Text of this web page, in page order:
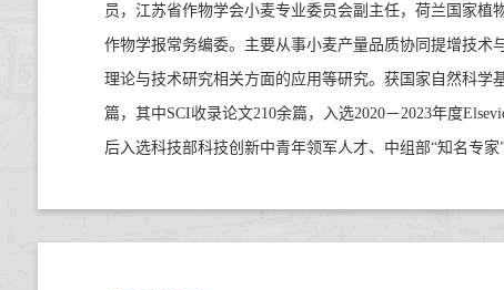
员，江苏省作物学会小麦专业委员会副主任，荷兰国家植
作物学报常务编委。主要从事小麦产量品质协同提增技
理论与技术研究相关方面的应用等研究。获国家自然科
篇，其中SCI收录论文210余篇，入选2020－ 2023年度
后入选科技部科技创新中青年领军人才、中组部“知名专家